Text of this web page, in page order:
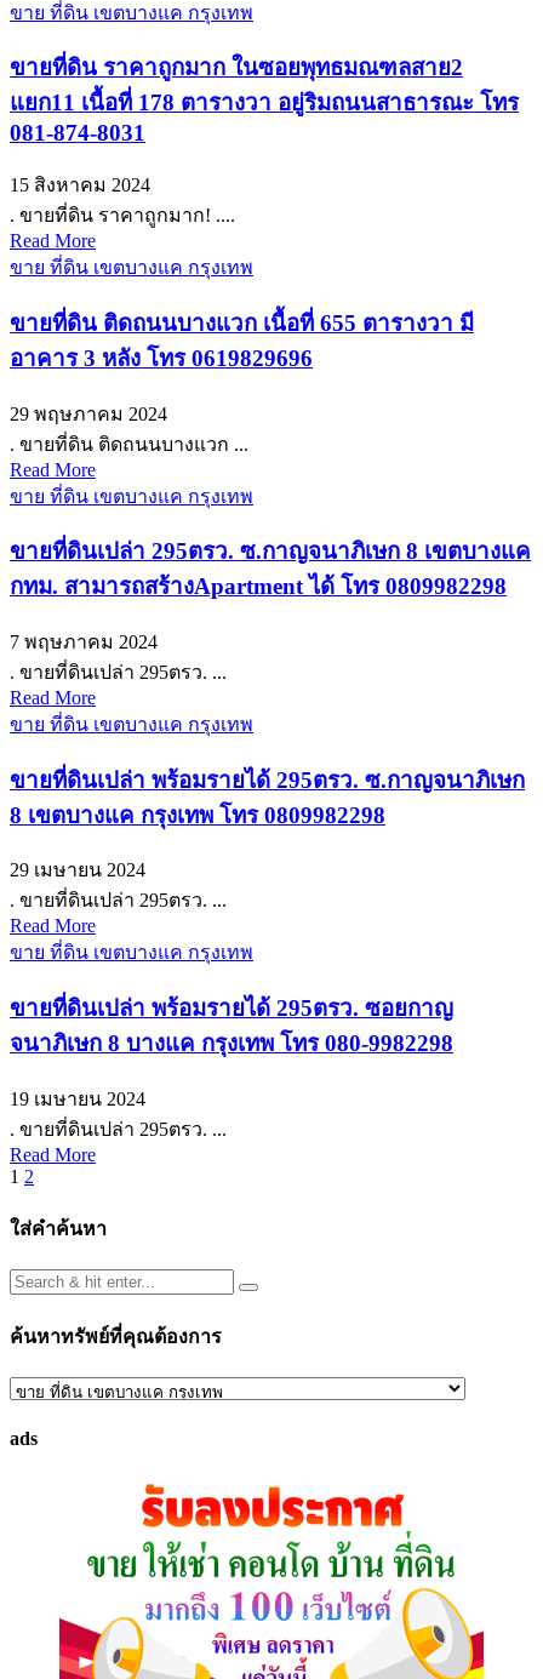
ขาย ที่ดิน เขตบางแค กรุงเทพ
ขายที่ดิน ราคาถูกมาก ในซอยพุทธมณฑลสาย2
แยก11 เนื้อที่ 178 ตารางวา อยู่ริมถนนสาธารณะ โทร
081-874-8031
15 สิงหาคม 2024
. ขายที่ดิน ราคาถูกมาก! ....
Read More
ขาย ที่ดิน เขตบางแค กรุงเทพ
ขายที่ดิน ติดถนนบางแวก เนื้อที่ 655 ตารางวา มี
อาคาร 3 หลัง โทร 0619829696
29 พฤษภาคม 2024
. ขายที่ดิน ติดถนนบางแวก ...
Read More
ขาย ที่ดิน เขตบางแค กรุงเทพ
ขายที่ดินเปล่า 295ตรว. ซ.กาญจนาภิเษก 8 เขตบางแค
กทม. สามารถสร้างApartment ได้ โทร 0809982298
7 พฤษภาคม 2024
. ขายที่ดินเปล่า 295ตรว. ...
Read More
ขาย ที่ดิน เขตบางแค กรุงเทพ
ขายที่ดินเปล่า พร้อมรายได้ 295ตรว. ซ.กาญจนาภิเษก
8 เขตบางแค กรุงเทพ โทร 0809982298
29 เมษายน 2024
. ขายที่ดินเปล่า 295ตรว. ...
Read More
ขาย ที่ดิน เขตบางแค กรุงเทพ
ขายที่ดินเปล่า พร้อมรายได้ 295ตรว. ซอยกาญ
จนาภิเษก 8 บางแค กรุงเทพ โทร 080-9982298
19 เมษายน 2024
. ขายที่ดินเปล่า 295ตรว. ...
Read More
Posts
pagination
1 2
ใส่คำค้นหา
ค้นหาทรัพย์ที่คุณต้องการ
ค้นหา
ที่
ads